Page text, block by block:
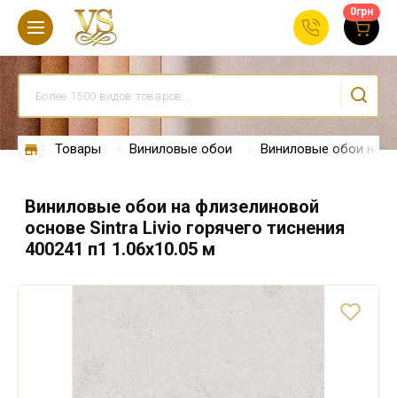
0грн
Товары Виниловые обои Виниловые обои на
Виниловые обои на флизелиновой
основе Sintra Livio горячего тиснения
400241 п1 1.06х10.05 м